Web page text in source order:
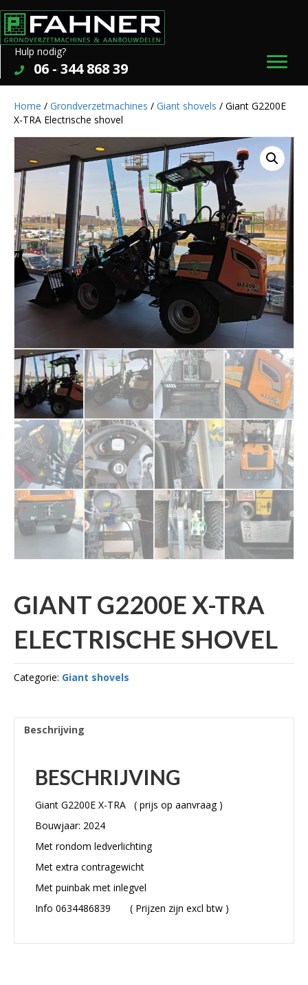
Hulp nodig?
06 - 344 868 39
Home / Grondverzetmachines / Giant shovels / Giant G2200E
X-TRA Electrische shovel
GIANT G2200E X-TRA
ELECTRISCHE SHOVEL
Categorie: Giant shovels
Beschrijving
BESCHRIJVING
Giant G2200E X-TRA ( prijs op aanvraag )
Bouwjaar: 2024
Met rondom ledverlichting
Met extra contragewicht
Met puinbak met inlegvel
Info 0634486839 ( Prijzen zijn excl btw )